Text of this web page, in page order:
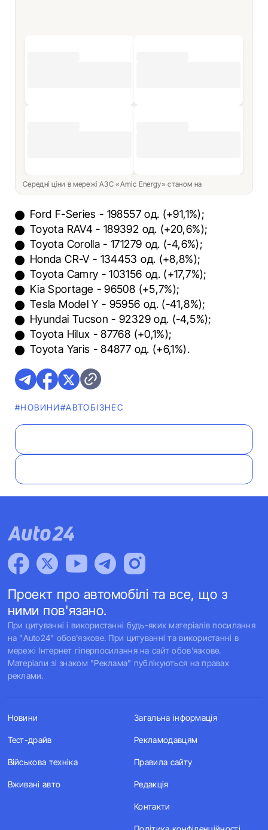
Середні ціни в мережі АЗС «Amic Energy» станом на
Ford F-Series - 198557 од. (+91,1%);
Toyota RAV4 - 189392 од. (+20,6%);
Toyota Corolla - 171279 од. (-4,6%);
Honda CR-V - 134453 од. (+8,8%);
Toyota Camry - 103156 од. (+17,7%);
Kia Sportage - 96508 (+5,7%);
Tesla Model Y - 95956 од. (-41,8%);
Hyundai Tucson - 92329 од. (-4,5%);
Toyota Hilux - 87768 (+0,1%);
Toyota Yaris - 84877 од. (+6,1%).
#НОВИНИ#АВТОБІЗНЕС
Проект про автомобілі та все, що з
ними пов'язано.
При цитуванні і використанні будь-яких матеріалів посилання
на "Auto24" обов'язкове. При цитуванні та використанні в
мережі Інтернет гіперпосилання на сайт обов'язкове.
Матеріали зі знаком "Реклама" публікуються на правах
реклами.
Новини
Тест-драйв
Військова техніка
Вживані авто
Загальна інформація
Рекламодавцям
Правила сайту
Редакція
Контакти